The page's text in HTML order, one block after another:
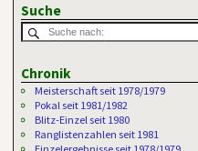
Suche
Chronik
Meisterschaft seit 1978/1979
Pokal seit 1981/1982
Blitz-Einzel seit 1980
Ranglistenzahlen seit 1981